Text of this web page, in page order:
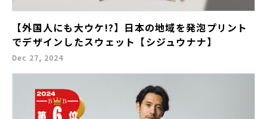
【外国人にも大ウケ!?】日本の地域を発泡プリント
でデザインしたスウェット【シジュウナナ】
Dec 27, 2024